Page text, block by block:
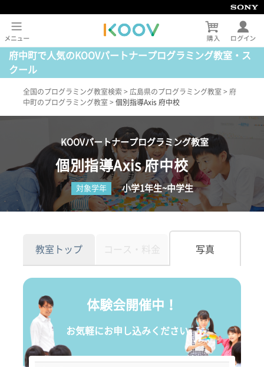
府中町で人気のKOOVパートナープログラミング教室・ス
クール
全国のプログラミング教室検索 > 広島県のプログラミング教室 > 府
中町のプログラミング教室 > 個別指導Axis 府中校
KOOVパートナープログラミング教室
個別指導Axis 府中校
対象学年 小学1年生~中学生
教室トップ コース・料金 写真
体験会開催中！
お気軽にお申し込みください。